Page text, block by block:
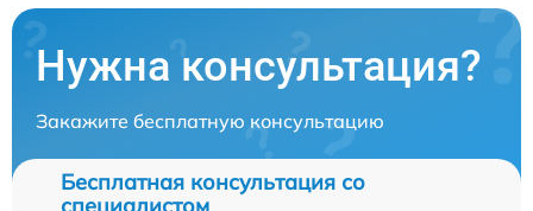
Нужна консультация?
Закажите бесплатную консультацию
Бесплатная консультация со